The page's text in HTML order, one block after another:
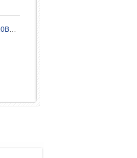
DH-818C DH-826C DH-810B DH-815B DH-820B除湿机（全温度控制）